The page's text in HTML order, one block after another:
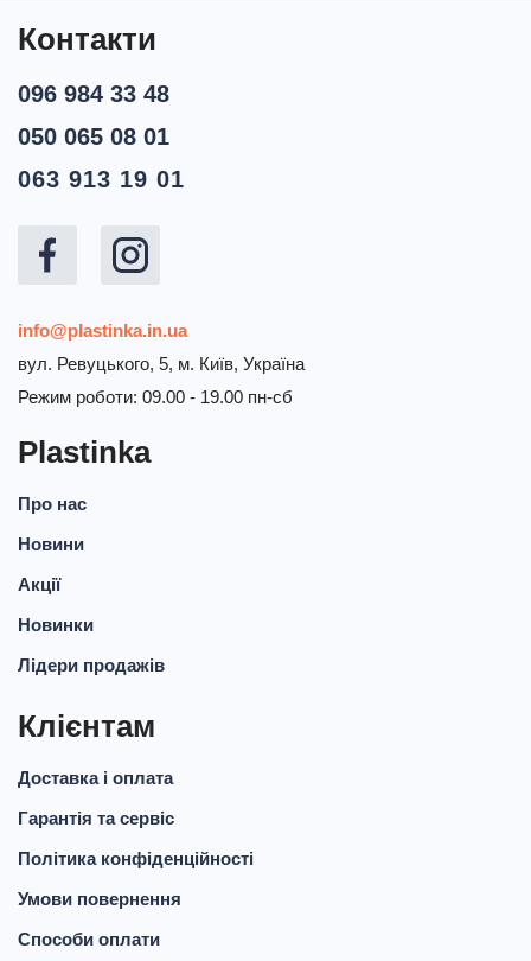
Plastinka
Про нас
Новини
Акції
Новинки
Лідери продажів
Клієнтам
Доставка і оплата
Гарантія та сервіс
Політика конфіденційності
Умови повернення
Способи оплати
Контакти
info@plastinka.in.ua
вул. Ревуцького, 5, м. Київ, Україна
Режим роботи: 09.00 - 19.00 пн-сб
096 984 33 48
050 065 08 01
063 913 19 01